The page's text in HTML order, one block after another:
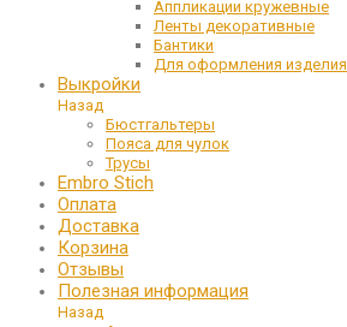
Аппликации кружевные
Ленты декоративные
Бантики
Для оформления изделия
Выкройки
Назад
Бюстгальтеры
Пояса для чулок
Трусы
Embro Stich
Оплата
Доставка
Корзина
Отзывы
Полезная информация
Назад